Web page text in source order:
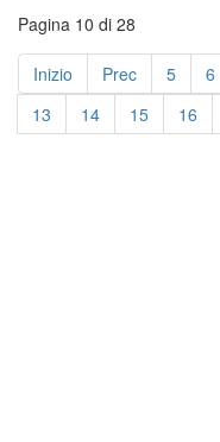
Pagina 10 di 28
Inizio Prec 5 6
13
14 15 16